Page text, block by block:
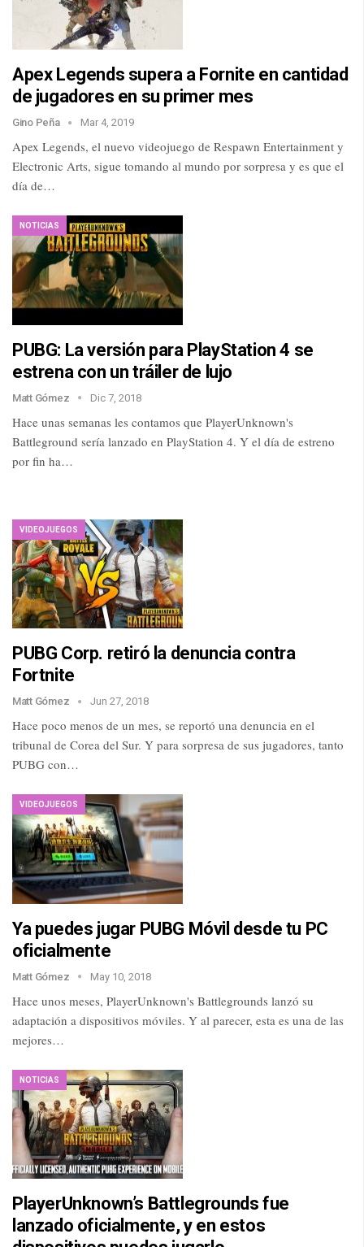
Apex Legends supera a Fornite en cantidad
de jugadores en su primer mes
Gino Peña Mar 4, 2019
Apex Legends, el nuevo videojuego de Respawn Entertainment y
Electronic Arts, sigue tomando al mundo por sorpresa y es que el
día de…
NOTICIAS
PUBG: La versión para PlayStation 4 se
estrena con un tráiler de lujo
Matt Gómez Dic 7, 2018
Hace unas semanas les contamos que PlayerUnknown's
Battleground sería lanzado en PlayStation 4. Y el día de estreno
por fin ha…
VIDEOJUEGOS
PUBG Corp. retiró la denuncia contra
Fortnite
Matt Gómez Jun 27, 2018
Hace poco menos de un mes, se reportó una denuncia en el
tribunal de Corea del Sur. Y para sorpresa de sus jugadores, tanto
PUBG con…
VIDEOJUEGOS
Ya puedes jugar PUBG Móvil desde tu PC
oficialmente
Matt Gómez May 10, 2018
Hace unos meses, PlayerUnknown's Battlegrounds lanzó su
adaptación a dispositivos móviles. Y al parecer, esta es una de las
mejores…
NOTICIAS
PlayerUnknown’s Battlegrounds fue
lanzado oficialmente, y en estos